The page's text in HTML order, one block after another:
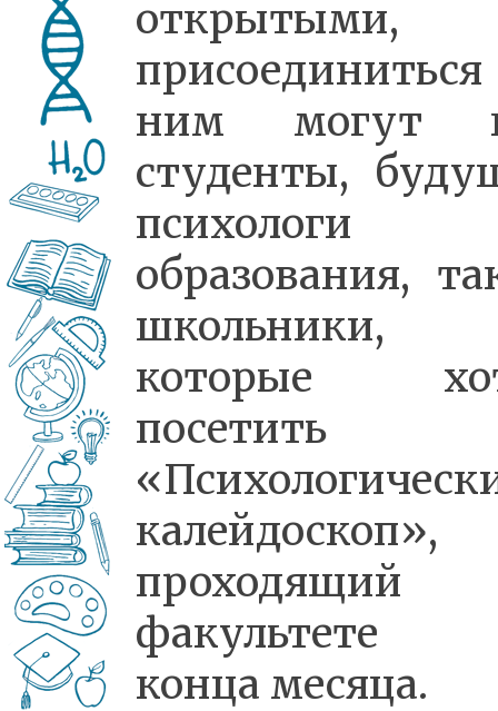
ним могут
студенты,
психологи
образования,
школьники,
которые
посетить
калейдоскоп»,
проходящий
факультете
конца месяца.